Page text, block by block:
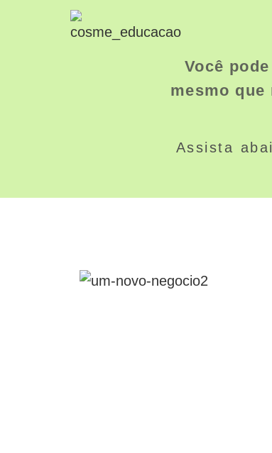
Você
mesmo
Assista